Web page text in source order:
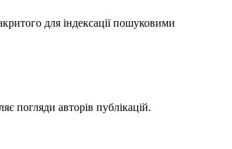
для індексації пошуковими
погляди авторів публікацій.